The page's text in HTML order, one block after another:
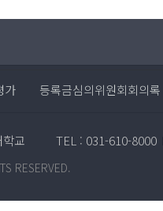
가 등록금심의위원회회의록
교 TEL : 031-610-8000
RESERVED.